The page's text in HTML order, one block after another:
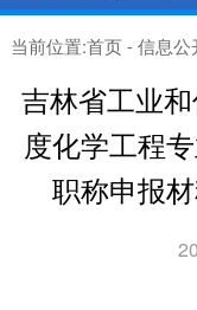
当前位置:首页-信息公
吉林省工业
度化学工程
职称申报